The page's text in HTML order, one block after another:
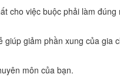
cho việc buộc phải làm
giảm phần xung của gia
môn của bạn.